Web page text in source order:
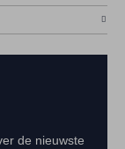
de nieuwste